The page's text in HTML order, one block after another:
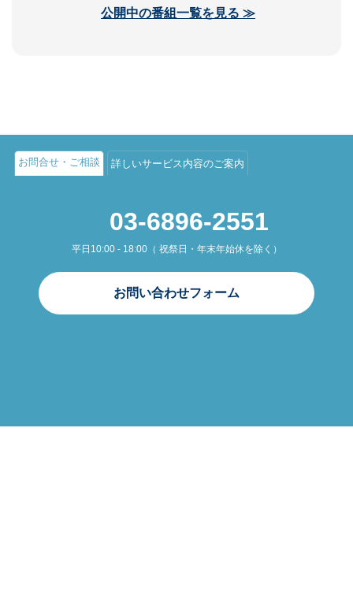
公開中の番組一覧を見る ≫
お問合せ・ご相談
03-6896-2551
平日10:00 - 18:00（ 祝祭日・年末年始休を除く）
お問い合わせフォーム
詳しいサービス内容のご案内